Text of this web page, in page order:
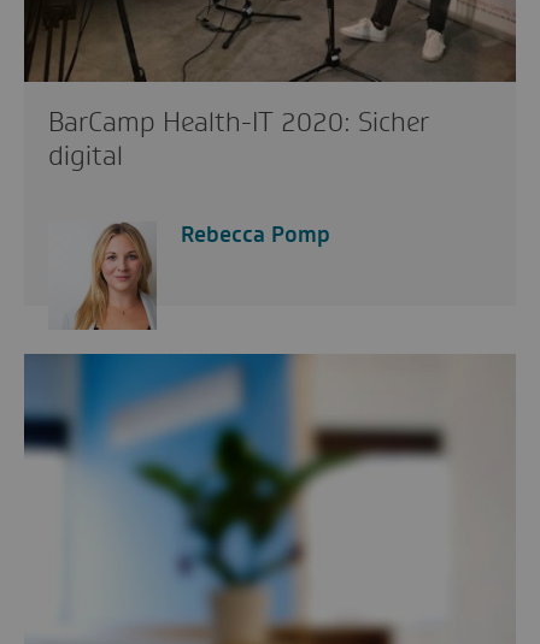
BarCamp Health-IT 2020: Sicher
digital
Rebecca Pomp